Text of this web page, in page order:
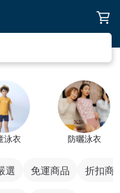
泳衣 防曬泳衣
選 免運商品 折扣商